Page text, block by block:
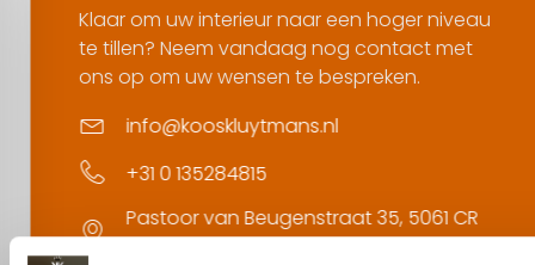
Klaar om uw interieur naar een hoger niveau
te tillen? Neem vandaag nog contact met
ons op om uw wensen te bespreken.
info@kooskluytmans.nl
+31 0 135284815
Pastoor van Beugenstraat 35, 5061 CR
Oisterwijk